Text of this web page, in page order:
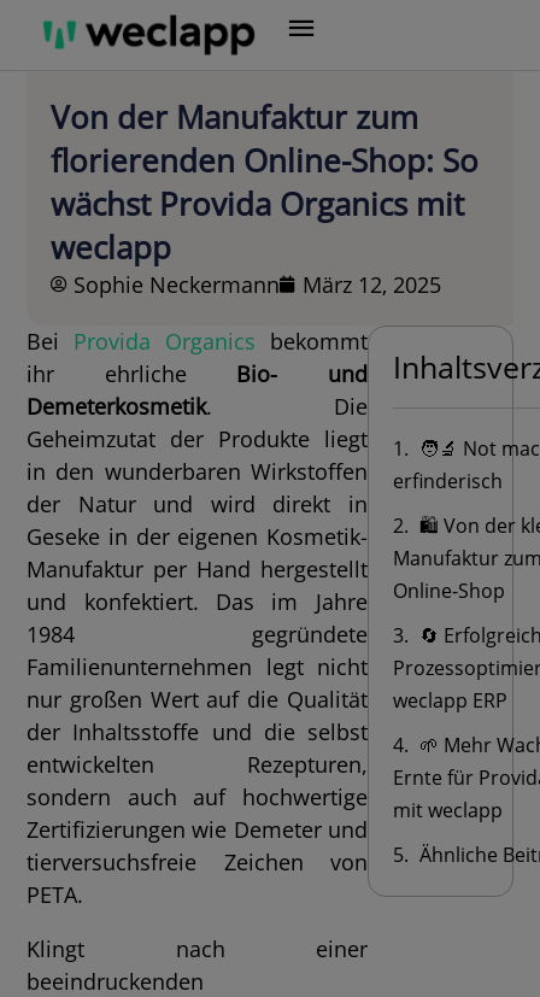
Zum
Inhalt
Von der Manufaktur zum
florierenden Online-Shop: So
wächst Provida Organics mit
weclapp
Sophie Neckermann
März 12, 2025
Bei Provida Organics bekommt
ihr ehrliche Bio- und
Demeterkosmetik. Die
Geheimzutat der Produkte liegt
in den wunderbaren Wirkstoffen
der Natur und wird direkt in
Geseke in der eigenen Kosmetik-
Manufaktur per Hand hergestellt
und konfektiert. Das im Jahre
1984 gegründete
Familienunternehmen legt nicht
nur großen Wert auf die Qualität
der Inhaltsstoffe und die selbst
entwickelten Rezepturen,
sondern auch auf hochwertige
Zertifizierungen wie Demeter und
tierversuchsfreie Zeichen von
PETA.
Klingt nach einer
beeindruckenden
🧑‍🔬 Not
erfinderisch
🛍️ Von der
Manufaktur
Online-Shop
🔄
weclapp ERP
🌱 Mehr
Ernte für
mit weclapp
Ähnliche